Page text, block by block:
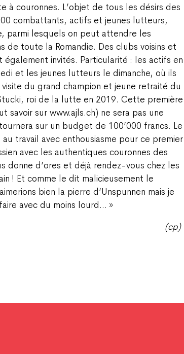
à couronnes. L’objet de tous les désirs des
combattants, actifs et jeunes lutteurs,
parmi lesquels on peut attendre les
de toute la Romandie. Des clubs voisins et
également invités. Particularité : les actifs en
et les jeunes lutteurs le dimanche, où ils
du grand champion et jeune retraité du
roi de la lutte en 2019. Cette première
savoir sur www.ajls.ch) ne sera pas une
sur un budget de 100’000 francs. Le
travail avec enthousiasme pour ce premier
avec les authentiques couronnes des
donne d’ores et déjà rendez-vous chez les
! Et comme le dit malicieusement le
bien la pierre d’Unspunnen mais je
avec du moins lourd… »
(cp)